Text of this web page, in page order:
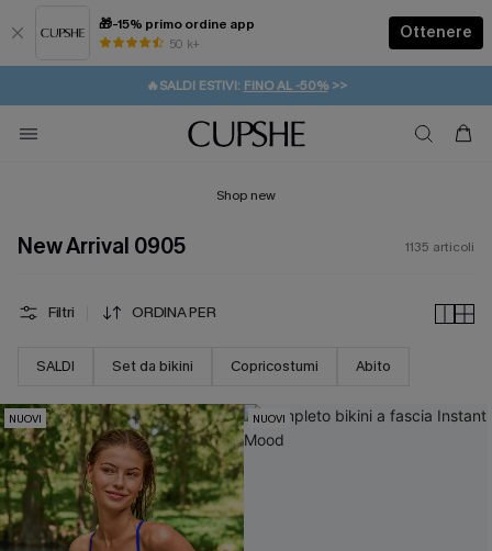
🎁-15% primo ordine app
50 k+
Ottenere
⚡️-15% SUGLI ESSENZIALI DA VACANZA | ACQUISTA
🔥SALDI ESTIVI: FINO AL -50%>>
🚚SPEDIZIONE GRATUITA DA 49€
💌REGALO PER I NUOVI: 20% DI SCONTO*
Shop new
New Arrival 0905 1135 articoli
Filtri ORDINA PER
SALDI Set da bikini Copricostumi Abito
NUOVI NUOVI